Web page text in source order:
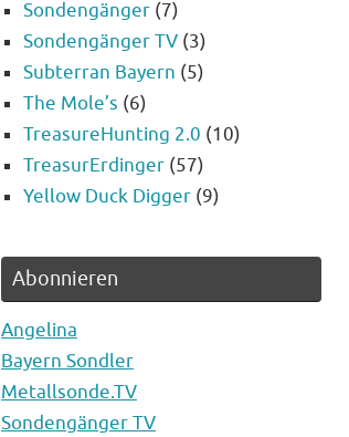
Sondengänger (7)
Sondengänger TV (3)
Subterran Bayern (5)
The Mole’s (6)
TreasureHunting 2.0 (10)
TreasurErdinger (57)
Yellow Duck Digger (9)
Abonnieren
Angelina
Bayern Sondler
Metallsonde.TV
Sondengänger TV